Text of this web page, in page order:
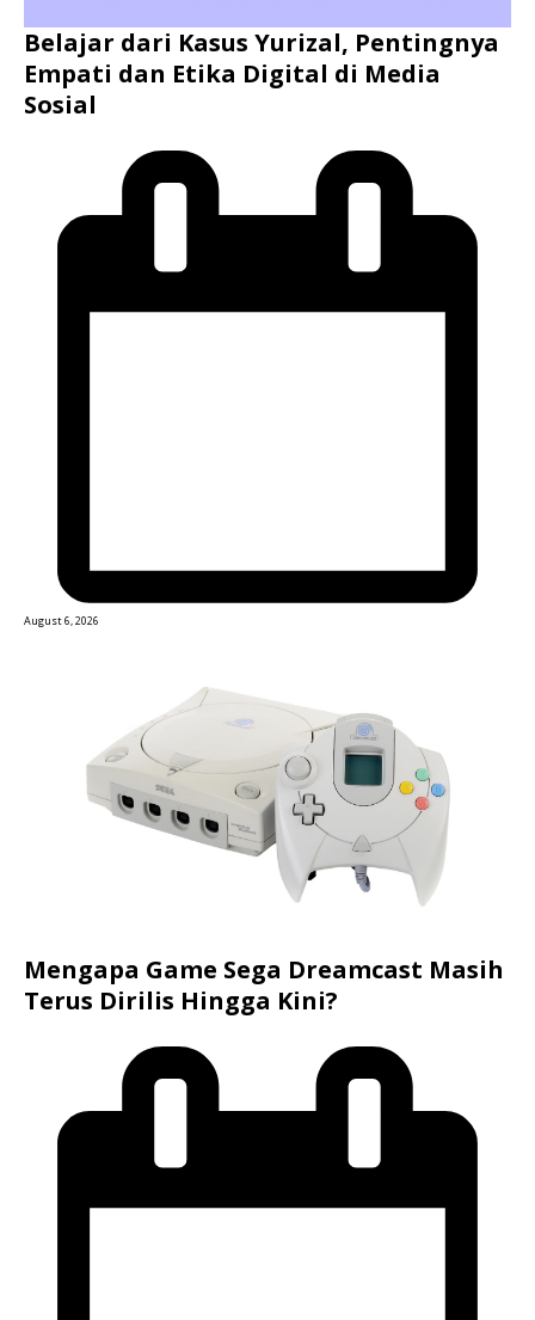
Belajar dari Kasus Yurizal, Pentingnya
Empati dan Etika Digital di Media
Sosial
August 6, 2026
Mengapa Game Sega Dreamcast Masih
Terus Dirilis Hingga Kini?